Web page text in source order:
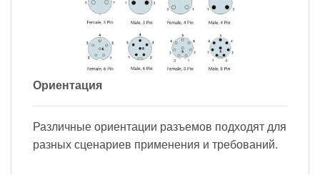
Ориентация
Различные ориентации разъемов подходят для
разных сценариев применения и требований.